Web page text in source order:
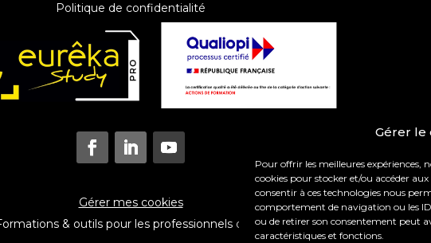
Gérer le
Pour offrir les meilleures expériences,
cookies pour stocker et/ou accéder
consentir à ces technologies nous
comportement de navigation ou les
ou de retirer son consentement peut
caractéristiques et fonctions.
Politique de confidentialité
Gérer mes cookies
& outils pour les professionnels du coaching et de l’orientation.